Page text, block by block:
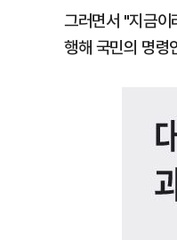
그러면서 "지금이
행해 국민의 명령